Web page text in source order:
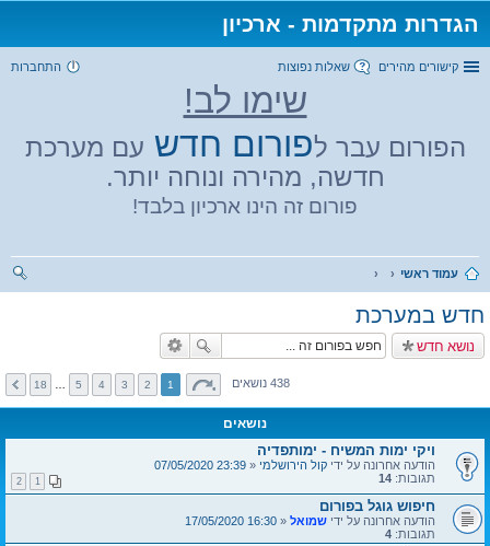
הגדרות מתקדמות - ארכיון
קישורים מהירים שאלות נפוצות התחברות
שימו לב!
הפורום עבר לפורום חדש עם מערכת
חדשה, מהירה ונוחה יותר.
פורום זה הינו ארכיון בלבד!
עמוד ראשי
חדש במערכת
נושא חדש
438 נושאים 1
2
3
4
5
18
נושאים
ויקי ימות המשיח - ימותפדיה
הודעה אחרונה על ידי קול הירושלמי «
23:39 07/05/2020
תגובות: 14
1
2
חיפוש גוגל בפורום
הודעה אחרונה על ידי שמואל «
16:30 17/05/2020
תגובות: 4